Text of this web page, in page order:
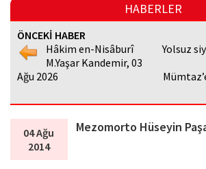
HABERLER
ÖNCEKİ HABER
Hâkim en-Nisâburî
M.Yaşar Kandemir, 03
Ağu 2026
Yolsuz
04 Ağu
2014
Mezomorto Hüseyin